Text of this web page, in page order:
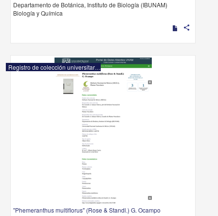
Departamento de Botánica, Instituto de Biología (IBUNAM)
Biología y Química
share
Registro de colección universitaria
"Phemeranthus multiflorus" (Rose & Standl.) G. Ocampo